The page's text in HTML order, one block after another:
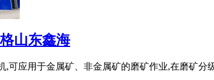
山东鑫海
可应用于金属矿、非金属矿的磨矿作业,在磨矿分